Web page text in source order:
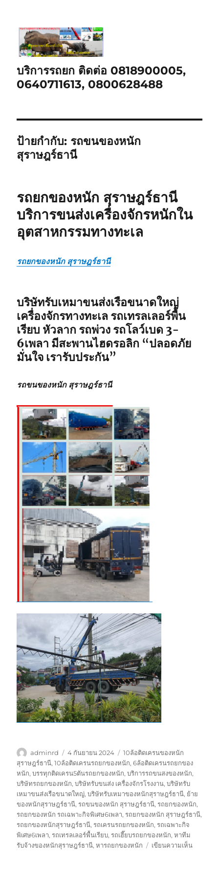
บริการรถยก ติดต่อ 0818900005,
0640711613, 0800628488
ป้ายกำกับ: รถขนของหนัก
สุราษฎร์ธานี
รถยกของหนัก สุราษฎร์ธานี
บริการขนส่งเครื่องจักรหนักใน
อุตสาหกรรมทางทะเล
รถยกของหนัก สุราษฎร์ธานี
บริษัทรับเหมาขนส่งเรือขนาดใหญ่
เครื่องจักรทางทะเล รถเทรลเลอร์พื้น
เรียบ หัวลาก รถพ่วง รถโลว์เบด 3-
6เพลา มีสะพานไฮดรอลิก “ปลอดภัย
มั่นใจ เรารับประกัน”
รถขนของหนัก สุราษฎร์ธานี
ผู้
เขียน
adminrd
เขียน
เมื่อ
4 กันยายน 2024
ป้าย
กำกับ
10ล้อติดเครนของหนัก
สุราษฎร์ธานี,10ล้อติดเครนรถยกของหนัก,6ล้อติดเครนรถยกของ
หนัก,บรรทุกติดเครน5ตันรถยกของหนัก,บริการรถขนสงของหนัก,
บริษัทรถยกของหนัก,บริษัทรับขนส่ง เครื่องจักรโรงงาน,บริษัทรับ
เหมาขนส่งเรือขนาดใหญ่,บริษัทรับเหมาของหนักสุราษฎร์ธานี, ย้าย
ของหนักสุราษฎร์ธานี,รถขนของหนัก สุราษฎร์ธานี,รถยกของหนัก,
รถยกของหนัก รถเฉพาะกิจพิเศษ6เพลา,รถยกของหนัก สุราษฎร์ธานี,
รถยกของหนักสุราษฎร์ธานี,รถเครนรถยกของหนัก,รถเฉพาะกิจ
พิเศษ6เพลา,รถเทรลเลอร์พื้นเรียบ,รถเฮี๊ยบรถยกของหนัก,หาทีม
รับจ้างของหนักสุราษฎร์ธานี,หารถยกของหนัก เขียนความเห็นบน